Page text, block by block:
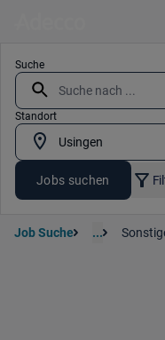
Suche
Standort
Jobs suchen
Job Suche ...